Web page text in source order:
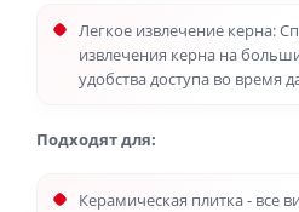
Легкое извлечение керна:
извлечения керна на
удобства доступа во время
Подходят для:
Керамическая плитка - все